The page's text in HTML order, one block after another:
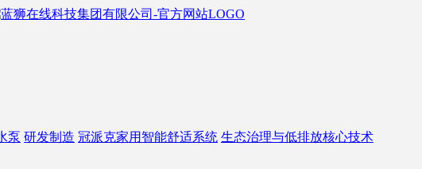
泵 研发制造 冠派克家用智能舒适系统 生态治理与低排放核心技术